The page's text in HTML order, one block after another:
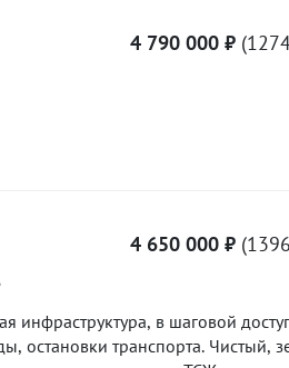
4 790 000 ₽
4 650 000 ₽
инфраструктура, в шаговой
остановки транспорта. Чистый,